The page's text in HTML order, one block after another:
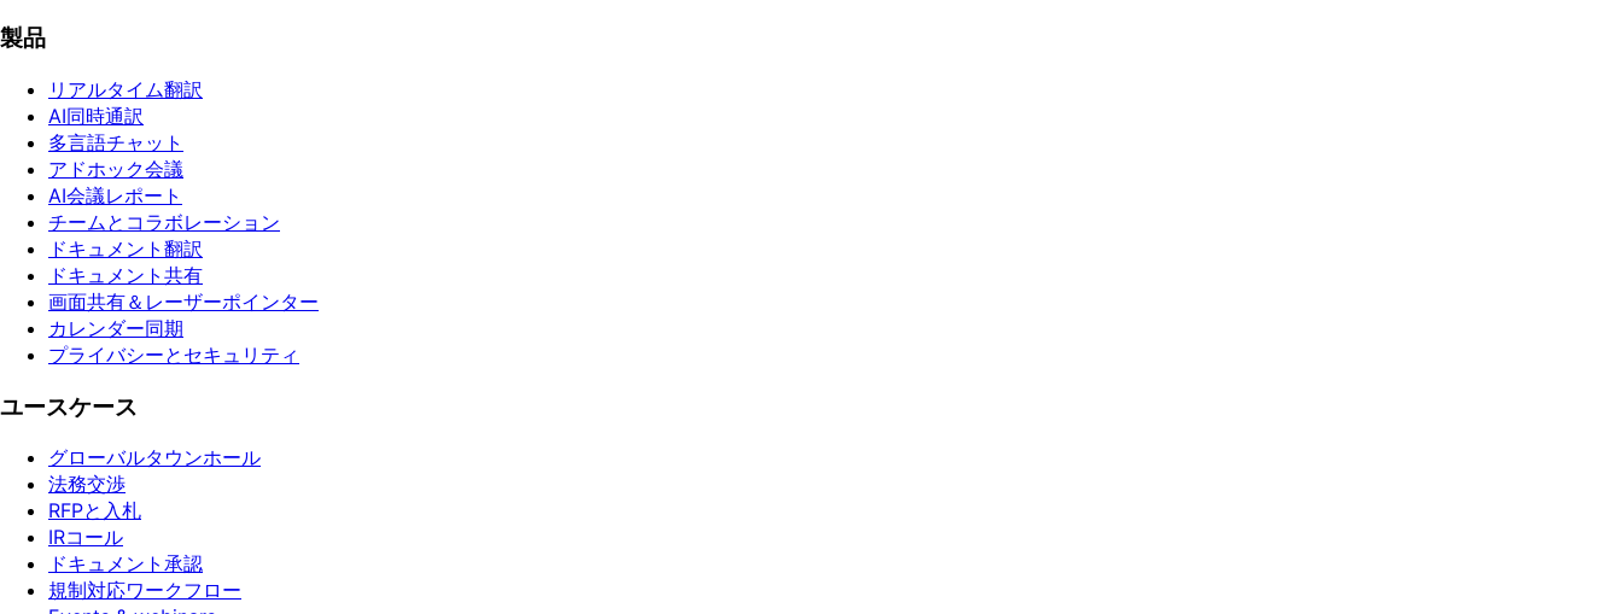
製品
リアルタイム翻訳
AI同時通訳
多言語チャット
アドホック会議
AI会議レポート
チームとコラボレーション
ドキュメント翻訳
ドキュメント共有
画面共有＆レーザーポインター
カレンダー同期
プライバシーとセキュリティ
ユースケース
グローバルタウンホール
法務交渉
RFPと入札
IRコール
ドキュメント承認
規制対応ワークフロー